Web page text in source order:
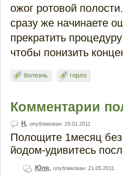
ожог ротовой
сразу же начинаете
прекратить
чтобы понизить
болезнь горло
Комментарии
Н , опубликован: 29.01.2011
Полощите 1месяц
йодом-удивитесь
Юля, опубликован: 21.05.2011